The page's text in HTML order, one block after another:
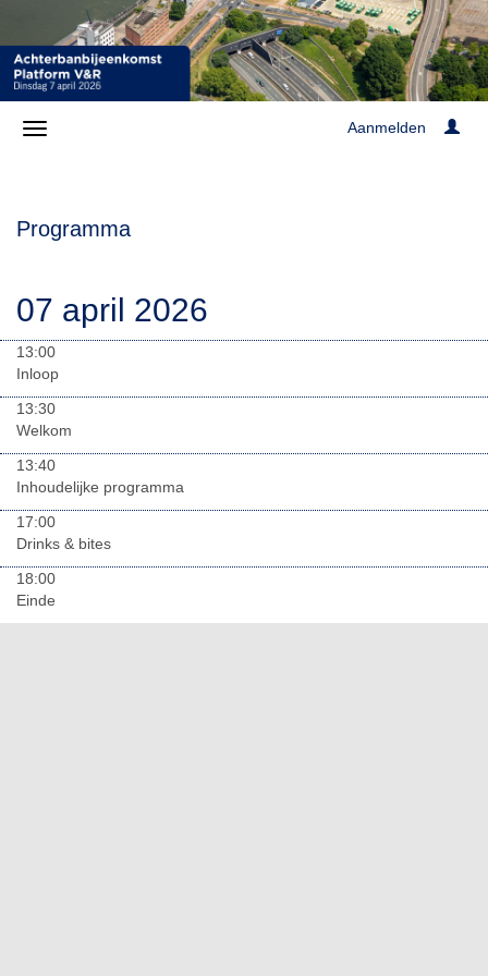
Aanmelden
Programma
07 april 2026
13:00
Inloop
13:30
Welkom
13:40
Inhoudelijke programma
17:00
Drinks & bites
18:00
Einde